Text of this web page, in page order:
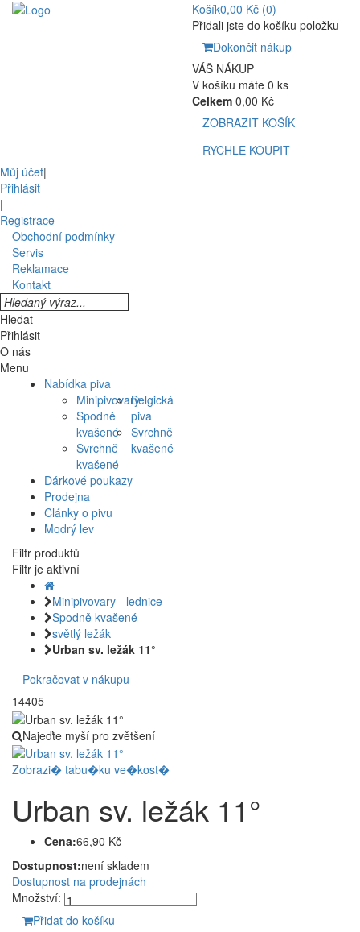
Košík0,00 Kč (0)
Přidali jste do košíku položku
Dokončit nákup
VÁŠ NÁKUP
V košíku máte 0 ks
Celkem 0,00 Kč
ZOBRAZIT KOŠÍK
RYCHLE KOUPIT
Můj účet|
Přihlásit
|
Registrace
Obchodní podmínky
Servis
Reklamace
Kontakt
Hledat
Přihlásit
O nás
Menu
Nabídka piva
Minipivovary
Spodně
kvašené
Svrchně
kvašené
Belgická
piva
Svrchně
kvašené
Dárkové poukazy
Prodejna
Články o pivu
Modrý lev
Filtr produktů
Filtr je aktivní
Minipivovary - lednice
Spodně kvašené
světlý ležák
Urban sv. ležák 11°
Pokračovat v nákupu
14405
Najeďte myší pro zvětšení
Zobrazi� tabu�ku ve�kost�
Urban sv. ležák 11°
Cena:66,90 Kč
Dostupnost:není skladem
Dostupnost na prodejnách
Množství:
Přidat do košíku